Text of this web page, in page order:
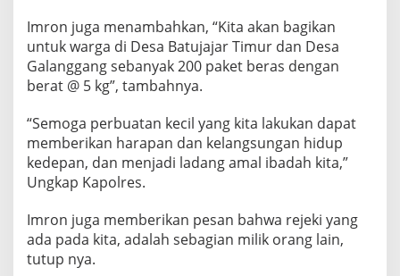
Imron juga menambahkan, “Kita akan bagikan
untuk warga di Desa Batujajar Timur dan Desa
Galanggang sebanyak 200 paket beras dengan
berat @ 5 kg”, tambahnya.
“Semoga perbuatan kecil yang kita lakukan dapat
memberikan harapan dan kelangsungan hidup
kedepan, dan menjadi ladang amal ibadah kita,”
Ungkap Kapolres.
Imron juga memberikan pesan bahwa rejeki yang
ada pada kita, adalah sebagian milik orang lain,
tutup nya.